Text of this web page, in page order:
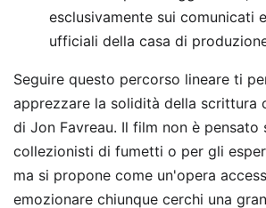
esclusivamente sui comunicati
ufficiali della casa di
Seguire questo percorso lineare ti
apprezzare la solidità della scrittura
di Jon Favreau. Il film non è pensato
collezionisti di fumetti o per gli
ma si propone come un'opera
emozionare chiunque cerchi una